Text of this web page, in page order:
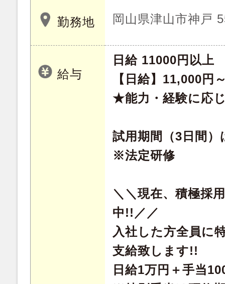
勤務地 岡山県津山市神戸
給与
日給 11000円以上
【日給】11,000円
★能力・経験に応
試用期間（3日間
※法定研修
＼＼現在、積極採
中!!／／
入社した方全員に
支給致します!!
日給1万円＋手当